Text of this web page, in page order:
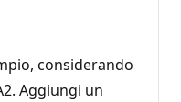
considerando
Aggiungi un